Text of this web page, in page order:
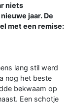
niets
jaar. De
met een remise:
lang stil werd
nog het beste
bekwaam op
Een schotje